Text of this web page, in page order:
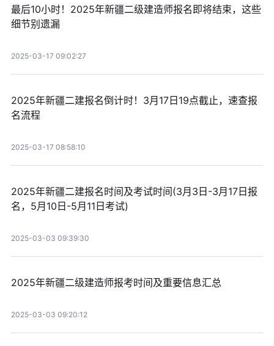
最后10小时！2025年新疆二级建造师报名即将结束，这些
细节别遗漏
2025-03-17 09:02:27
2025年新疆二建报名倒计时！3月17日19点截止，速查报
名流程
2025-03-17 08:58:10
2025年新疆二建报名时间及考试时间(3月3日-3月17日报
名，5月10日-5月11日考试)
2025-03-03 09:39:30
2025年新疆二级建造师报考时间及重要信息汇总
2025-03-03 09:20:12